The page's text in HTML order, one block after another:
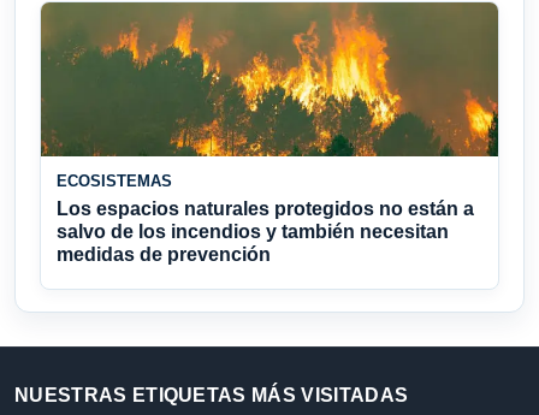
ECOSISTEMAS
Los espacios naturales protegidos no están a
salvo de los incendios y también necesitan
medidas de prevención
NUESTRAS ETIQUETAS MÁS VISITADAS